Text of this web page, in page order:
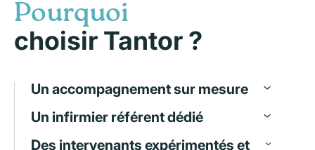
Pourquoi
choisir Tantor ?
Un accompagnement sur mesure
Un infirmier référent dédié
Des intervenants expérimentés et